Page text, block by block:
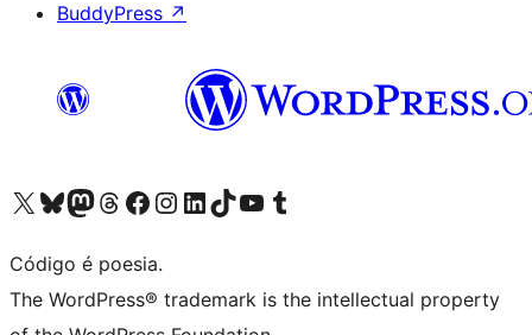
BuddyPress ↗
Acessar nossa conta do X (antigo Twitter)
Acessar nossa conta do Bluesky
Acessar nossa conta do Mastodon
Acessar nossa conta do Threads
Acessar nossa página do Facebook
Acessar nossa conta do Instagram
Acessar nossa conta do LinkedIn
Acessar nossa conta do TikTok
Acessar nosso canal do YouTube
Acessar nossa conta no Tumblr
Código é poesia.
The WordPress® trademark is the intellectual property